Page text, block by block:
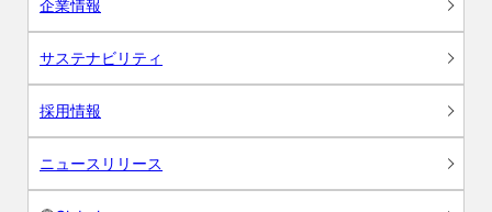
企業情報
サステナビリティ
採用情報
ニュースリリース